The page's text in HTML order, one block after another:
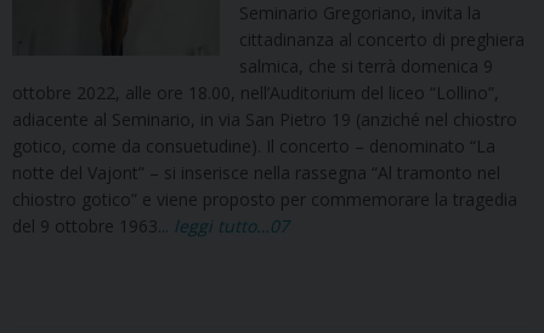
Seminario Gregoriano, invita la
cittadinanza al concerto di preghiera
salmica, che si terrà domenica 9
ottobre 2022, alle ore 18.00, nell’Auditorium del liceo “Lollino”,
adiacente al Seminario, in via San Pietro 19 (anziché nel chiostro
gotico, come da consuetudine). Il concerto – denominato “La
notte del Vajont” – si inserisce nella rassegna “Al tramonto nel
chiostro gotico” e viene proposto per commemorare la tragedia
del 9 ottobre 1963... leggi tutto…07